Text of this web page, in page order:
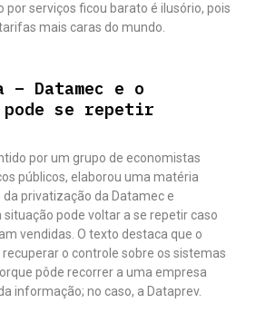
por serviços ficou barato é ilusório, pois
mais caras do mundo.
– Datamec e o
pode se repetir
por um grupo de economistas
públicos, elaborou uma matéria
privatização da Datamec e
pode voltar a se repetir caso
vendidas. O texto destaca que o
o controle sobre os sistemas
pôde recorrer a uma empresa
informação; no caso, a Dataprev.